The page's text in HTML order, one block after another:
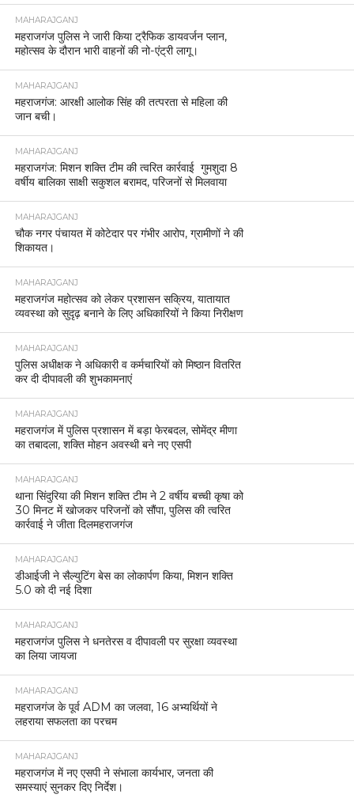
MAHARAJGANJ
महराजगंज पुलिस ने जारी किया ट्रैफिक डायवर्जन प्लान,
महोत्सव के दौरान भारी वाहनों की नो-एंट्री लागू।
MAHARAJGANJ
महराजगंज: आरक्षी आलोक सिंह की तत्परता से महिला की
जान बची।
MAHARAJGANJ
महराजगंज: मिशन शक्ति टीम की त्वरित कार्रवाई गुमशुदा 8
वर्षीय बालिका साक्षी सकुशल बरामद, परिजनों से मिलवाया
MAHARAJGANJ
चौक नगर पंचायत में कोटेदार पर गंभीर आरोप, ग्रामीणों ने की
शिकायत।
MAHARAJGANJ
महराजगंज महोत्सव को लेकर प्रशासन सक्रिय, यातायात
व्यवस्था को सुदृढ़ बनाने के लिए अधिकारियों ने किया निरीक्षण
MAHARAJGANJ
पुलिस अधीक्षक ने अधिकारी व कर्मचारियों को मिष्ठान वितरित
कर दी दीपावली की शुभकामनाएं
MAHARAJGANJ
महराजगंज में पुलिस प्रशासन में बड़ा फेरबदल, सोमेंद्र मीणा
का तबादला, शक्ति मोहन अवस्थी बने नए एसपी
MAHARAJGANJ
थाना सिंदुरिया की मिशन शक्ति टीम ने 2 वर्षीय बच्ची कृषा को
30 मिनट में खोजकर परिजनों को सौंपा, पुलिस की त्वरित
कार्रवाई ने जीता दिलमहराजगंज
MAHARAJGANJ
डीआईजी ने सैल्युटिंग बेस का लोकार्पण किया, मिशन शक्ति
5.0 को दी नई दिशा
MAHARAJGANJ
महराजगंज पुलिस ने धनतेरस व दीपावली पर सुरक्षा व्यवस्था
का लिया जायजा
MAHARAJGANJ
महराजगंज के पूर्व ADM का जलवा, 16 अभ्यर्थियों ने
लहराया सफलता का परचम
MAHARAJGANJ
महराजगंज में नए एसपी ने संभाला कार्यभार, जनता की
समस्याएं सुनकर दिए निर्देश।